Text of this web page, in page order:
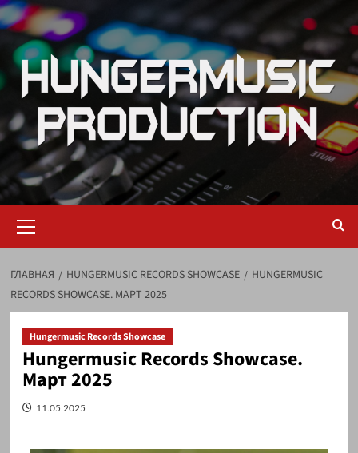
ГЛАВНАЯ HUNGERMUSIC RECORDS SHOWCASE
HUNGERMUSIC
RECORDS SHOWCASE. МАРТ 2025
Hungermusic Records Showcase
Hungermusic Records Showcase.
Март 2025
11.05.2025